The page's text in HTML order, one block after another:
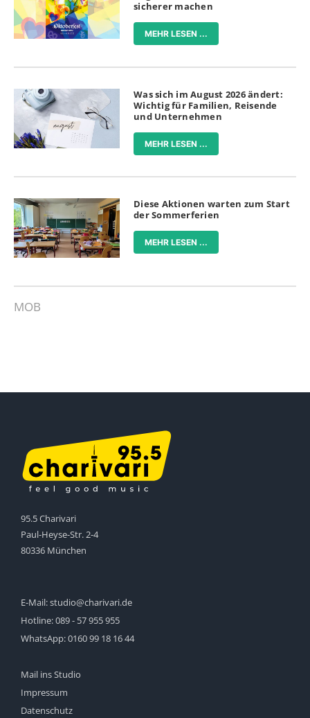
sicherer machen
MEHR LESEN ...
Was sich im August 2026 ändert:
Wichtig für Familien, Reisende
und Unternehmen
MEHR LESEN ...
Diese Aktionen warten zum Start
der Sommerferien
MEHR LESEN ...
MOB
95.5 Charivari
Paul-Heyse-Str. 2-4
80336 München
E-Mail:studio@charivari.de
Hotline:089 - 57 955 955
WhatsApp:0160 99 18 16 44
Mail ins Studio
Impressum
Datenschutz